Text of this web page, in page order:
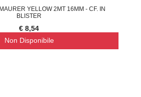
YELLOW 2MT 16MM - CF. IN
BLISTER
€ 8,54
Non Disponibile